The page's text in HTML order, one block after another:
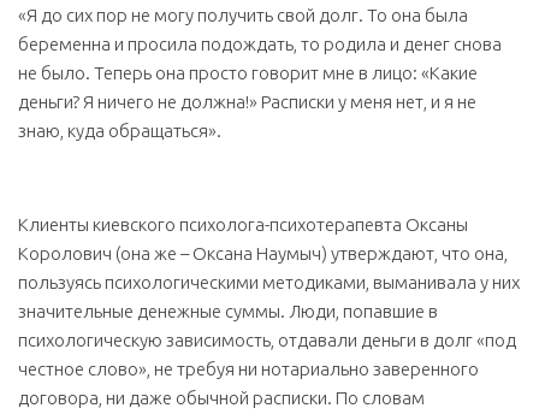
«Я до сих пор не могу получить свой долг. То она была
беременна и просила подождать, то родила и денег снова
не было. Теперь она просто говорит мне в лицо: «Какие
деньги? Я ничего не должна!» Расписки у меня нет, и я не
знаю, куда обращаться».
Клиенты киевского психолога-психотерапевта Оксаны
Королович (она же – Оксана Наумыч) утверждают, что она,
пользуясь психологическими методиками, выманивала у них
значительные денежные суммы. Люди, попавшие в
психологическую зависимость, отдавали деньги в долг «под
честное слово», не требуя ни нотариально заверенного
договора, ни даже обычной расписки. По словам